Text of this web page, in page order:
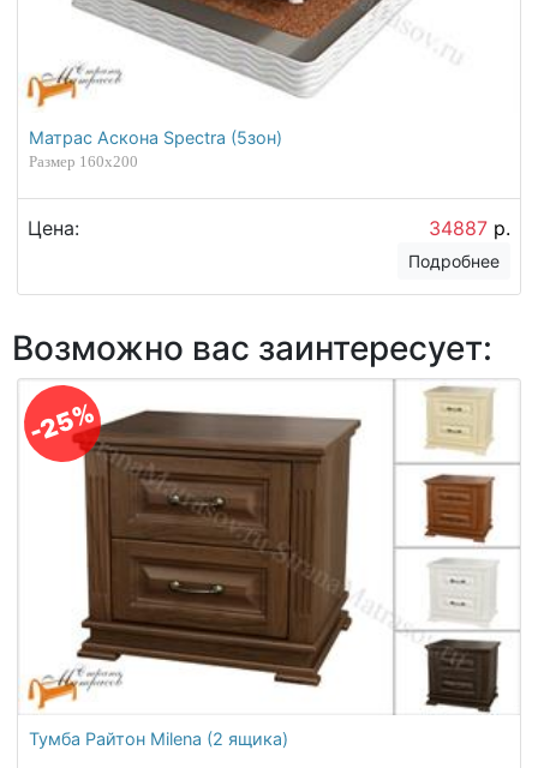
Матрас Аскона Spectra (5зон)
Размер 160х200
Цена: 34887 р.
Подробнее
Возможно вас заинтересует:
-25%
Тумба Райтон Milena (2 ящика)